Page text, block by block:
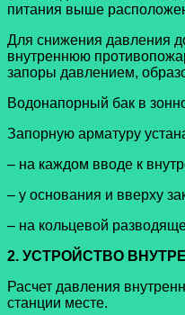
питания выше
Для снижения давления
внутреннюю
запоры давлением,
Водонапорный бак в
Запорную арматуру
– на каждом вводе к
– у основания и вверху
– на кольцевой
2. УСТРОЙСТВО
Расчет давления
станции месте.